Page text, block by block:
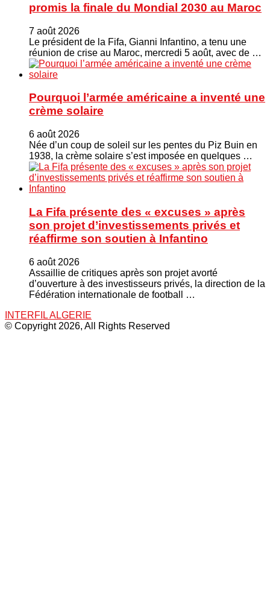
promis la finale du Mondial 2030 au Maroc
7 août 2026
Le président de la Fifa, Gianni Infantino, a tenu une
réunion de crise au Maroc, mercredi 5 août, avec de …
Pourquoi l’armée américaine a inventé une
crème solaire
6 août 2026
Née d’un coup de soleil sur les pentes du Piz Buin en
1938, la crème solaire s’est imposée en quelques …
La Fifa présente des « excuses » après
son projet d’investissements privés et
réaffirme son soutien à Infantino
6 août 2026
Assaillie de critiques après son projet avorté
d’ouverture à des investisseurs privés, la direction de la
Fédération internationale de football …
INTERFIL ALGERIE
© Copyright 2026, All Rights Reserved